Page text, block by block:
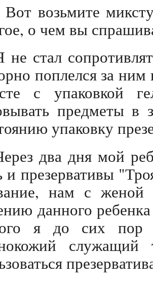
Вот возьмите
о чем вы
не стал
поплелся за ним
с упаковкой
предметы в
упаковку
два дня мой
и презервативы
нам с женой
данного
я до сих пор
служащий